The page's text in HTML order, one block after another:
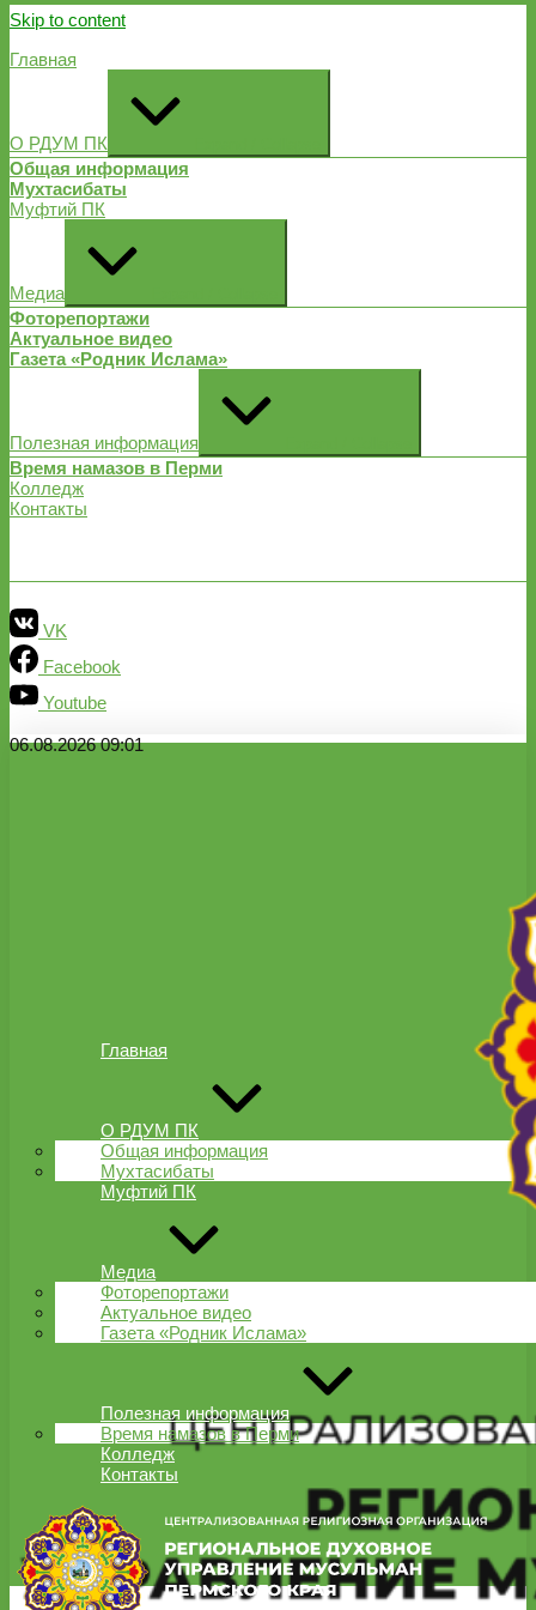
Skip to content
Главная
О РДУМ ПК
Общая информация
Мухтасибаты
Муфтий ПК
Медиа
Фоторепортажи
Актуальное видео
Газета «Родник Ислама»
Полезная информация
Время намазов в Перми
Колледж
Контакты
VK
Facebook
Youtube
06.08.2026 09:01
Главная
О РДУМ ПК
Общая информация
Мухтасибаты
Муфтий ПК
Медиа
Фоторепортажи
Актуальное видео
Газета «Родник Ислама»
Полезная информация
Время намазов в Перми
Колледж
Контакты